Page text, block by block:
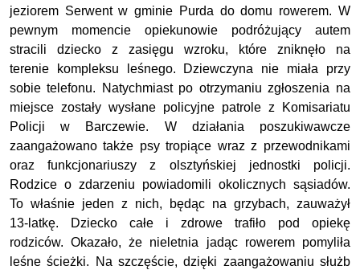
jeziorem Serwent w gminie Purda do domu rowerem. W
pewnym momencie opiekunowie podróżujący autem
stracili dziecko z zasięgu wzroku, które zniknęło na
terenie kompleksu leśnego. Dziewczyna nie miała przy
sobie telefonu. Natychmiast po otrzymaniu zgłoszenia na
miejsce zostały wysłane policyjne patrole z Komisariatu
Policji w Barczewie. W działania poszukiwawcze
zaangażowano także psy tropiące wraz z przewodnikami
oraz funkcjonariuszy z olsztyńskiej jednostki policji.
Rodzice o zdarzeniu powiadomili okolicznych sąsiadów.
To właśnie jeden z nich, będąc na grzybach, zauważył
13-latkę. Dziecko całe i zdrowe trafiło pod opiekę
rodziców. Okazało, że nieletnia jadąc rowerem pomyliła
leśne ścieżki. Na szczęście, dzięki zaangażowaniu służb